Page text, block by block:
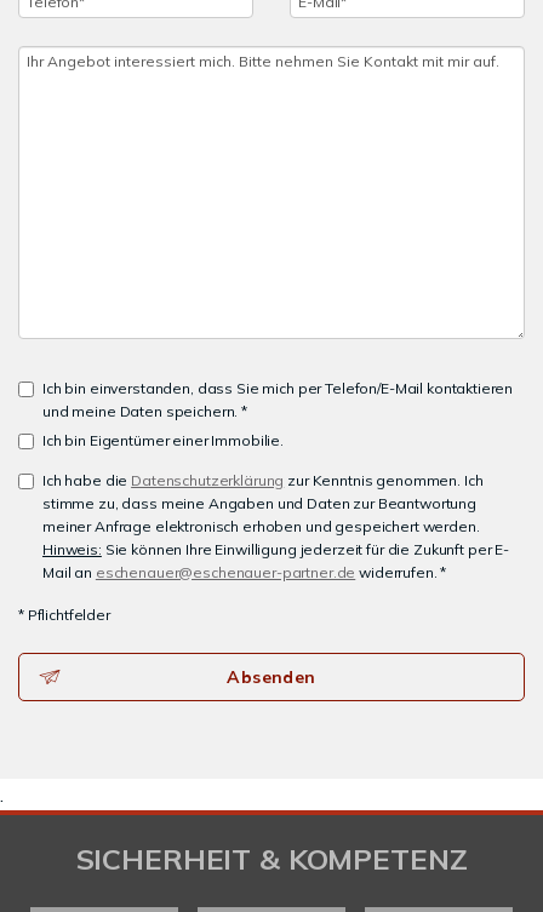
Ich bin einverstanden, dass Sie mich per Telefon/E-Mail kontaktieren
und meine Daten speichern. *
Ich bin Eigentümer einer Immobilie.
Ich habe die Datenschutzerklärung zur Kenntnis genommen. Ich
stimme zu, dass meine Angaben und Daten zur Beantwortung
meiner Anfrage elektronisch erhoben und gespeichert werden.
Hinweis: Sie können Ihre Einwilligung jederzeit für die Zukunft per E-
Mail an eschenauer@eschenauer-partner.de widerrufen. *
* Pflichtfelder
Absenden
.
SICHERHEIT & KOMPETENZ